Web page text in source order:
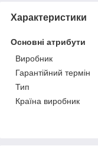
Характеристики
Основні атрибути
Виробник
Гарантійний термін
Тип
Країна виробник